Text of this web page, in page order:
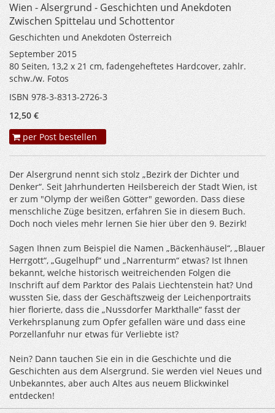
Wien - Alsergrund - Geschichten und Anekdoten
Zwischen Spittelau und Schottentor
Geschichten und Anekdoten Österreich
September 2015
80 Seiten, 13,2 x 21 cm, fadengeheftetes Hardcover, zahlr.
schw./w. Fotos
ISBN 978-3-8313-2726-3
12,50 €
per Post bestellen
Der Alsergrund nennt sich stolz „Bezirk der Dichter und
Denker“. Seit Jahrhunderten Heilsbereich der Stadt Wien, ist
er zum "Olymp der weißen Götter" geworden. Dass diese
menschliche Züge besitzen, erfahren Sie in diesem Buch.
Doch noch vieles mehr lernen Sie hier über den 9. Bezirk!
Sagen Ihnen zum Beispiel die Namen „Bäckenhäusel“, „Blauer
Herrgott“, „Gugelhupf“ und „Narrenturm“ etwas? Ist Ihnen
bekannt, welche historisch weitreichenden Folgen die
Inschrift auf dem Parktor des Palais Liechtenstein hat? Und
wussten Sie, dass der Geschäftszweig der Leichenportraits
hier florierte, dass die „Nussdorfer Markthalle“ fasst der
Verkehrsplanung zum Opfer gefallen wäre und dass eine
Porzellanfuhr nur etwas für Verliebte ist?
Nein? Dann tauchen Sie ein in die Geschichte und die
Geschichten aus dem Alsergrund. Sie werden viel Neues und
Unbekanntes, aber auch Altes aus neuem Blickwinkel
entdecken!